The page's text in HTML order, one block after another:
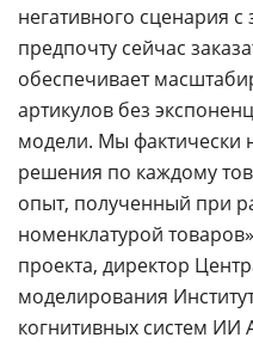
негативного сценария
предпочту сейчас
обеспечивает
артикулов без
модели. Мы фактически
решения по каждому
опыт, полученный при
номенклатурой
проекта, директор
моделирования
когнитивных систем ИИ